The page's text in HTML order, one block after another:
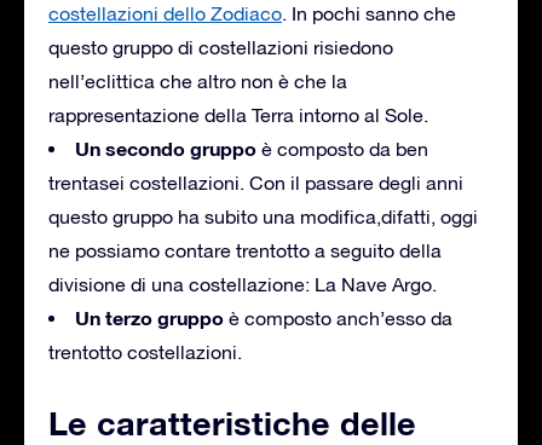
costellazioni dello Zodiaco. In pochi sanno che
questo gruppo di costellazioni risiedono
nell’eclittica che altro non è che la
rappresentazione della Terra intorno al Sole.
Un secondo gruppo è composto da ben
trentasei costellazioni. Con il passare degli anni
questo gruppo ha subito una modifica,difatti, oggi
ne possiamo contare trentotto a seguito della
divisione di una costellazione: La Nave Argo.
Un terzo gruppo è composto anch’esso da
trentotto costellazioni.
Le caratteristiche delle